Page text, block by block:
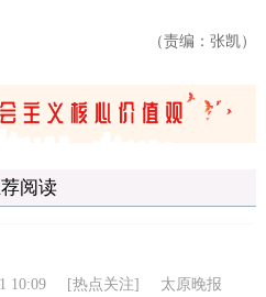
（责编：张凯）
阅读
10:09 [热点关注] 太原晚报